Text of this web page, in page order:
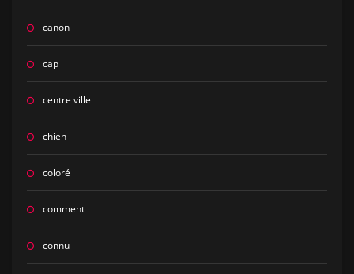
canon
cap
centre ville
chien
coloré
comment
connu